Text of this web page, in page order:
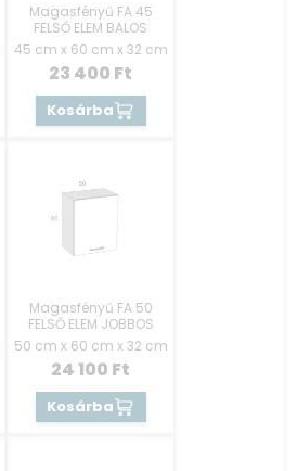
Magasfényű FA 45
FELSŐ ELEM BALOS
45 cm x 60 cm x 32 cm
23 400 Ft
Kosárba
Magasfényű FA 50
FELSŐ ELEM JOBBOS
50 cm x 60 cm x 32 cm
24 100 Ft
Kosárba